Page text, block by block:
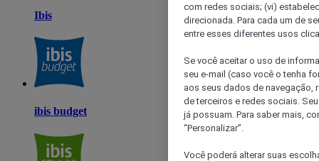
Ibis
ibis budget
com redes sociais; (vi)
direcionada. Para cada um de
entre esses diferentes usos
Se você aceitar o uso de
seu e-mail (caso você o tenha
aos seus dados de navegação,
de terceiros e redes sociais.
já possuam. Para saber mais,
“Personalizar”.
Você poderá alterar suas